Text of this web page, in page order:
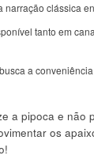
narração clássica
tanto em
a
a pipoca e não
os